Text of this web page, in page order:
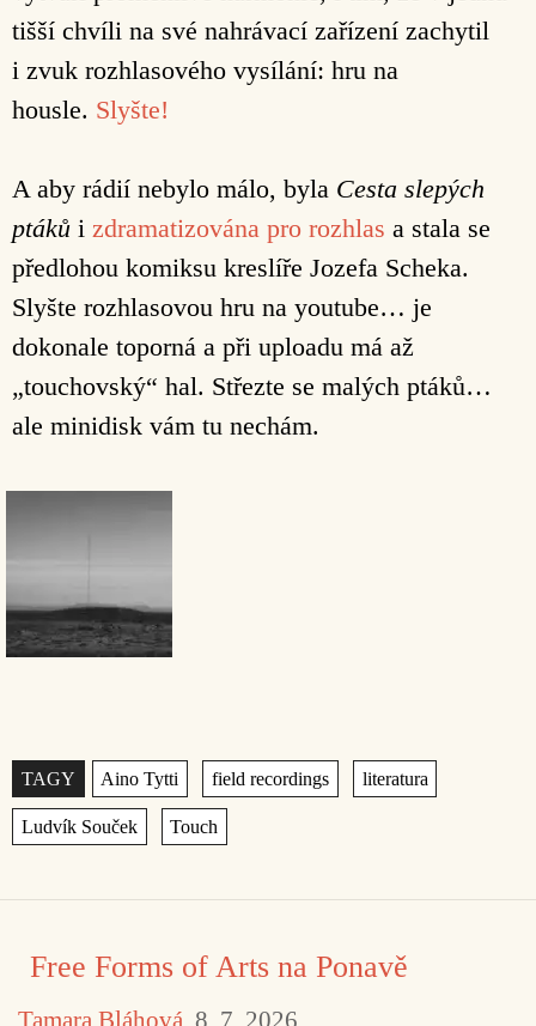
tišší chvíli na své nahrávací zařízení zachytil
i zvuk rozhlasového vysílání: hru na
housle. Slyšte!
A aby rádií nebylo málo, byla Cesta slepých
ptáků i zdramatizována pro rozhlas a stala se
předlohou komiksu kreslíře Jozefa Scheka.
Slyšte rozhlasovou hru na youtube… je
dokonale toporná a při uploadu má až
„touchovský“ hal. Střezte se malých ptáků…
ale minidisk vám tu nechám.
Štítky
Free Forms of Arts na Ponavě